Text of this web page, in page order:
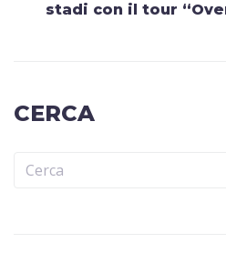
stadi con il tour
CERCA